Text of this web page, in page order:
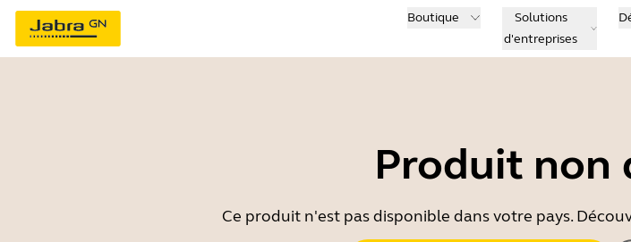
Boutique
Solutions
d'entreprises
Produit non
Ce produit n'est pas disponible dans votre pays.